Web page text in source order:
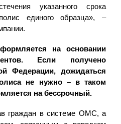
указанного срока
единого образца», –
на основании
Если получено
Федерации, дожидаться
не нужно – в таком
на бессрочный.
граждан в системе ОМС, а